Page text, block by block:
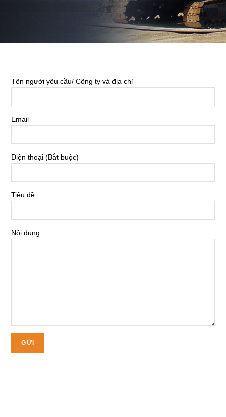
Tên người yêu cầu/ Công ty và địa chỉ
Email
Điện thoại (Bắt buộc)
Tiêu đề
Nội dung